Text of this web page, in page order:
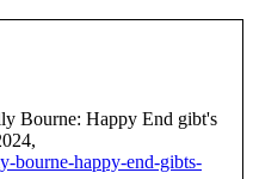
Bourne: Happy End gibt's
bourne-happy-end-gibts-